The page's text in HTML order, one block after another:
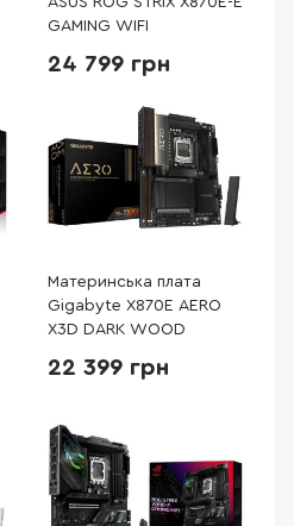
GAMING WIFI
24 799 грн
Материнська плата
Gigabyte X870E AERO
X3D DARK WOOD
22 399 грн